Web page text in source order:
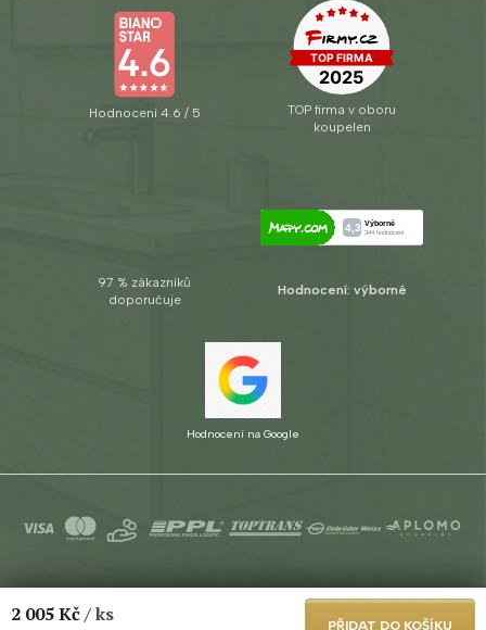
Hodnocení 4.6 / 5
TOP firma v oboru
koupelen
97 % zákazníků
doporučuje
Hodnocení: výborné
Hodnocení na Google
. Všechna práva vyhrazena.Upravit
2 005 Kč/ ks
PŘIDAT DO KOŠÍKU